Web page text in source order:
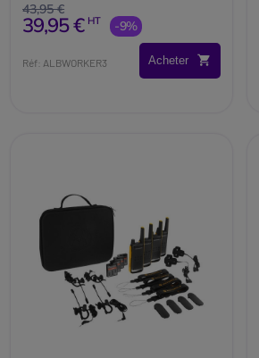
43,95 €
39,95 € HT -9%
Réf: ALBWORKER3 Acheter